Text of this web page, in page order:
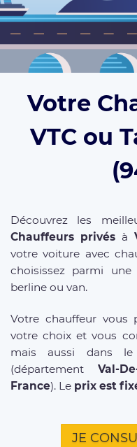
Votre
VTC ou
Découvrez les
Chauffeurs privés à
votre voiture avec
choisissez parmi
berline ou van.
Votre chauffeur vous
votre choix et vous
mais aussi dans
(département Val-
France). Le prix est
JE